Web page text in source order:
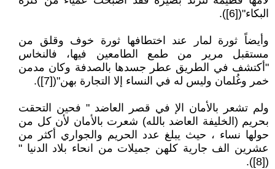
البكاء"([6]).
وأيضاً ثورة لمار عند اختطافها ثورة خوف وقلق من
مستقبل مرير من طمع الطامعين فيها، فالنخاس
"أكتشف في الطريق عطر جسدها بالصدفة وكان مدمن
خمر وغُلمان وليس له في النساء إلا التجارة بهن"([7]).
ولم تشعر بالأمان الإ في قصر العاضد " فحين التحقت
بحريم (الخليفة العاضد بالله) شعرت بالأمان لأن كل من
حولها نساء ، حيث يبلغ عدد الحريم والجواري أكثر من
عشرين الف جارية كلهن جميلات من انحاء بلاد الدنيا "
([8]).